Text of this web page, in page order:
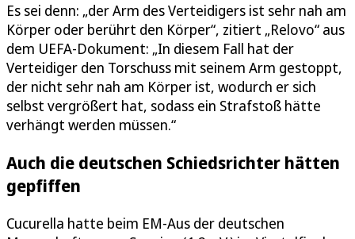
Es sei denn: „der Arm des Verteidigers ist sehr nah am
Körper oder berührt den Körper“, zitiert „Relovo“ aus
dem UEFA-Dokument: „In diesem Fall hat der
Verteidiger den Torschuss mit seinem Arm gestoppt,
der nicht sehr nah am Körper ist, wodurch er sich
selbst vergrößert hat, sodass ein Strafstoß hätte
verhängt werden müssen.“
Auch die deutschen Schiedsrichter hätten
gepfiffen
Cucurella hatte beim EM-Aus der deutschen